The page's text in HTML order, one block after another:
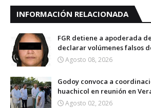
INFORMACIÓN RELACIONADA
FGR detiene a apoderada
declarar volúmenes falsos
Agosto 08, 2026
Godoy convoca a
huachicol en reunión en
Agosto 02, 2026